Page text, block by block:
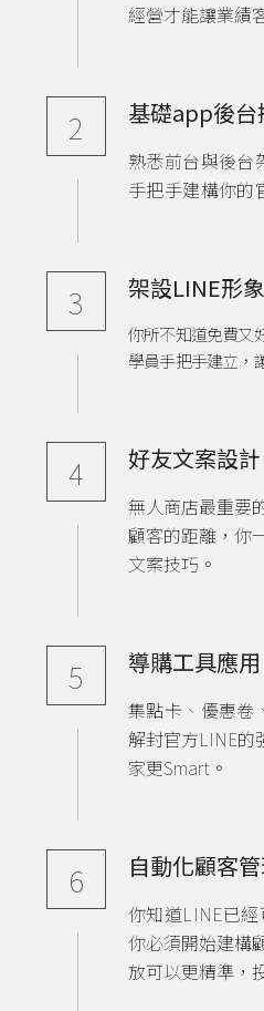
經營才能讓業績
2 基礎app後台
熟悉前台與後台
手把手建構你的
3 架設LINE形
你所不知道免費又
學員手把手建立，
4 好友文案設計
無人商店最重要
顧客的距離，你
文案技巧。
5 導購工具應用
集點卡、優惠卷
解封官方LINE的
家更Smart。
6 自動化顧客
你知道LINE已經
你必須開始建構
放可以更精準，